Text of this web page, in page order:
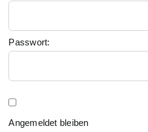
Passwort:
Angemeldet bleiben